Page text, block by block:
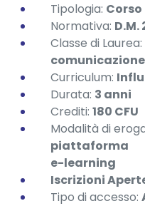
Tipologia:
Normativa:
Classe di Laurea:
comunicazione
Curriculum:
Durata: 3 anni
Crediti: 180 CFU
Modalità di
piattaforma
e-learning
Iscrizioni
Tipo di accesso: